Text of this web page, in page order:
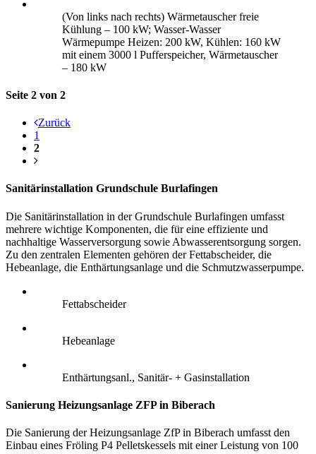
(Von links nach rechts) Wärmetauscher freie
Kühlung – 100 kW; Wasser-Wasser
Wärmepumpe Heizen: 200 kW, Kühlen: 160 kW
mit einem 3000 l Pufferspeicher, Wärmetauscher
– 180 kW
Seite 2 von 2
Zurück
1
2
Sanitärinstallation Grundschule Burlafingen
Die Sanitärinstallation in der Grundschule Burlafingen umfasst
mehrere wichtige Komponenten, die für eine effiziente und
nachhaltige Wasserversorgung sowie Abwasserentsorgung sorgen.
Zu den zentralen Elementen gehören der Fettabscheider, die
Hebeanlage, die Enthärtungsanlage und die Schmutzwasserpumpe.
Fettabscheider
Hebeanlage
Enthärtungsanl., Sanitär- + Gasinstallation
Sanierung Heizungsanlage ZFP in Biberach
Die Sanierung der Heizungsanlage ZfP in Biberach umfasst den
Einbau eines Fröling P4 Pelletskessels mit einer Leistung von 100